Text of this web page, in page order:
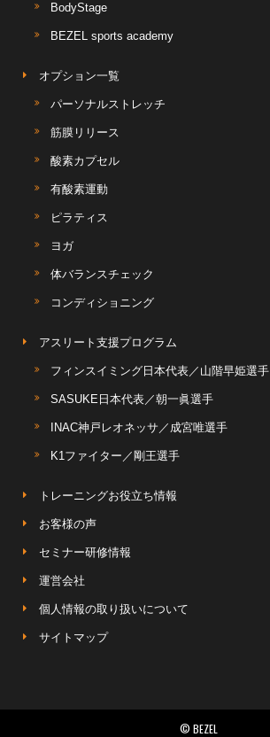
BodyStage
BEZEL sports academy
オプション一覧
パーソナルストレッチ
筋膜リリース
酸素カプセル
有酸素運動
ピラティス
ヨガ
体バランスチェック
コンディショニング
アスリート支援プログラム
フィンスイミング日本代表／山階早姫選手
SASUKE日本代表／朝一眞選手
INAC神戸レオネッサ／成宮唯選手
K1ファイター／剛王選手
トレーニングお役立ち情報
お客様の声
セミナー研修情報
運営会社
個人情報の取り扱いについて
サイトマップ
© BEZEL